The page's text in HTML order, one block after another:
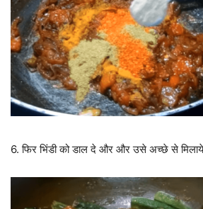
6. फिर भिंडी को डाल दे और और उसे अच्छे से मिलाये